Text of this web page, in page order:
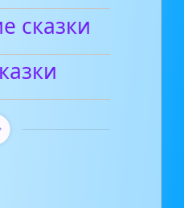
сказки